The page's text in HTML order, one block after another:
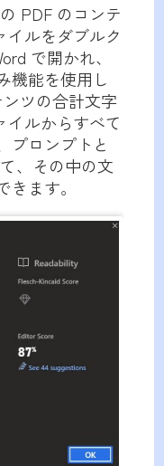
PDF のコンテ
イルをダブルク
で開かれ、
機能を使用し
ツの合計文字
イルからすべて
プロンプトと
、その中の文
ます。